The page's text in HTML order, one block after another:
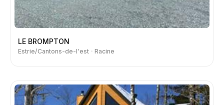
LE BROMPTON
Estrie/Cantons-de-l'est Racine